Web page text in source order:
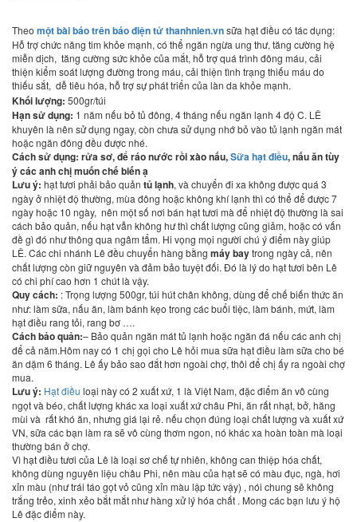
Theo một bài báo trên báo điện tử thanhnien.vnsữa hạt điều có tác dụng:
Hỗ trợ chức năng tim khỏe mạnh, có thể ngăn ngừa ung thư, tăng cường hệ
miễn dịch, tăng cường sức khỏe của mắt, hỗ trợ quá trình đông máu, cải
thiện kiểm soát lượng đường trong máu, cải thiện tình trạng thiếu máu do
thiếu sắt, dễ tiêu hóa, hỗ trợ sự phát triển của làn da khỏe mạnh.
Khối lượng: 500gr/túi
Hạn sử dụng: 1 năm nếu bỏ tủ đông, 4 tháng nếu ngăn lạnh 4 độ C. LÊ
khuyên là nên sử dụng ngay, còn chưa sử dụng nhớ bỏ vào tủ lạnh ngăn mát
hoặc ngăn đông đều được nhé.
Cách sử dụng: rửa sơ, để ráo nước rồi xào nấu,Sữa hạt điều, nấu ăn tùy
ý các anh chị muốn chế biến ạ
Lưu ý: hạt tươi phải bảo quản tủ lạnh, và chuyển đi xa không được quá 3
ngày ở nhiệt độ thường, mùa đông hoặc không khí lạnh thì có thể để được 7
ngày hoặc 10 ngày, nên một số nơi bán hạt tươi mà để nhiệt độ thường là sai
cách bảo quản, nếu hạt vẫn không hư thì chất lượng cũng giảm, hoặc có vấn
đề gì đó như thông qua ngâm tẩm. Hi vọng mọi người chú ý điểm này giúp
LÊ. Các chi nhánh Lê đều chuyển hàng bằng máy baytrong ngày cả, nên
chất lượng còn giữ nguyên và đảm bảo tuyệt đối. Đó là lý do hạt tươi bên Lê
có chi phí cao hơn 1 chút là vậy.
Quy cách: : Trọng lượng 500gr, túi hút chân không, dùng để chế biến thức ăn
như: làm sữa, nấu ăn, làm bánh kẹo trong các buổi tiệc, làm bánh, mứt, làm
hạt điều rang tỏi, rang bơ ….
Cách bảo quản:– Bảo quản ngăn mát tủ lạnh hoặc ngăn đá nếu các anh chị
để cả năm.Hôm nay có 1 chị gọi cho Lê hỏi mua sữa hạt điều làm sữa cho bé
ăn dặm 6 tháng. Lê ấy bảo sao đắt hơn ngoài chợ, thôi để chị ấy ra ngoài chợ
mua.
Lưu ý: Hạt điều loại này có 2 xuất xứ, 1 là Việt Nam, đặc điểm ăn vô cùng
ngọt và béo, chất lượng khác xa loại xuất xứ châu Phi, ăn rất nhạt, bở, hăng
mùi và rất khó ăn, nhưng giá lại rẻ. nếu chọn đúng loại chất lượng và xuất xứ
VN, sữa các bạn làm ra sẽ vô cùng thơm ngon, nó khác xa hoàn toàn mà loại
thường bán ở chợ.
Vì hạt điều tươi của Lê là loại sơ chế tự nhiên, không can thiệp hóa chất,
không dùng nguyên liệu châu Phi, nên màu của hạt sẽ có màu đục, ngà, hơi
xỉn màu (như trái táo gọt vỏ cũng xỉn màu lập tức vậy) , nói chung sẽ không
trắng trẻo, xinh xẻo bắt mắt như hàng xử lý hóa chất . Mong các bạn lưu ý hộ
Lê đặc điểm này.